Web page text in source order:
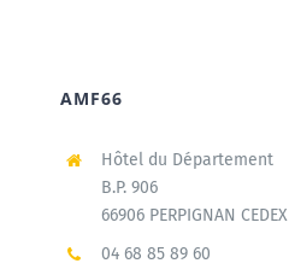
AMF66
Hôtel du Département
B.P. 906
66906 PERPIGNAN CEDEX
04 68 85 89 60